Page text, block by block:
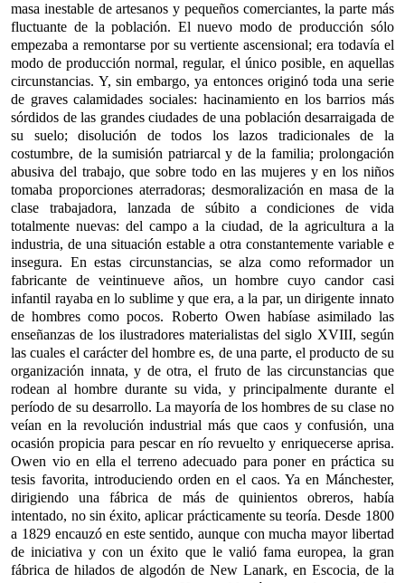
masa inestable de artesanos y pequeños comerciantes, la parte más
fluctuante de la población. El nuevo modo de producción sólo
empezaba a remontarse por su vertiente ascensional; era todavía el
modo de producción normal, regular, el único posible, en aquellas
circunstancias. Y, sin embargo, ya entonces originó toda una serie
de graves calamidades sociales: hacinamiento en los barrios más
sórdidos de las grandes ciudades de una población desarraigada de
su suelo; disolución de todos los lazos tradicionales de la
costumbre, de la sumisión patriarcal y de la familia; prolongación
abusiva del trabajo, que sobre todo en las mujeres y en los niños
tomaba proporciones aterradoras; desmoralización en masa de la
clase trabajadora, lanzada de súbito a condiciones de vida
totalmente nuevas: del campo a la ciudad, de la agricultura a la
industria, de una situación estable a otra constantemente variable e
insegura. En estas circunstancias, se alza como reformador un
fabricante de veintinueve años, un hombre cuyo candor casi
infantil rayaba en lo sublime y que era, a la par, un dirigente innato
de hombres como pocos. Roberto Owen habíase asimilado las
enseñanzas de los ilustradores materialistas del siglo XVIII, según
las cuales el carácter del hombre es, de una parte, el producto de su
organización innata, y de otra, el fruto de las circunstancias que
rodean al hombre durante su vida, y principalmente durante el
período de su desarrollo. La mayoría de los hombres de su clase no
veían en la revolución industrial más que caos y confusión, una
ocasión propicia para pescar en río revuelto y enriquecerse aprisa.
Owen vio en ella el terreno adecuado para poner en práctica su
tesis favorita, introduciendo orden en el caos. Ya en Mánchester,
dirigiendo una fábrica de más de quinientos obreros, había
intentado, no sin éxito, aplicar prácticamente su teoría. Desde 1800
a 1829 encauzó en este sentido, aunque con mucha mayor libertad
de iniciativa y con un éxito que le valió fama europea, la gran
fábrica de hilados de algodón de New Lanark, en Escocia, de la